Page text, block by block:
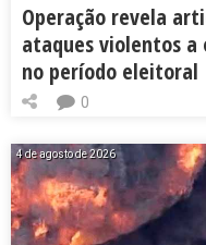
Operação revela
ataques violentos a
no período eleitoral
0
4 de agosto de 2026